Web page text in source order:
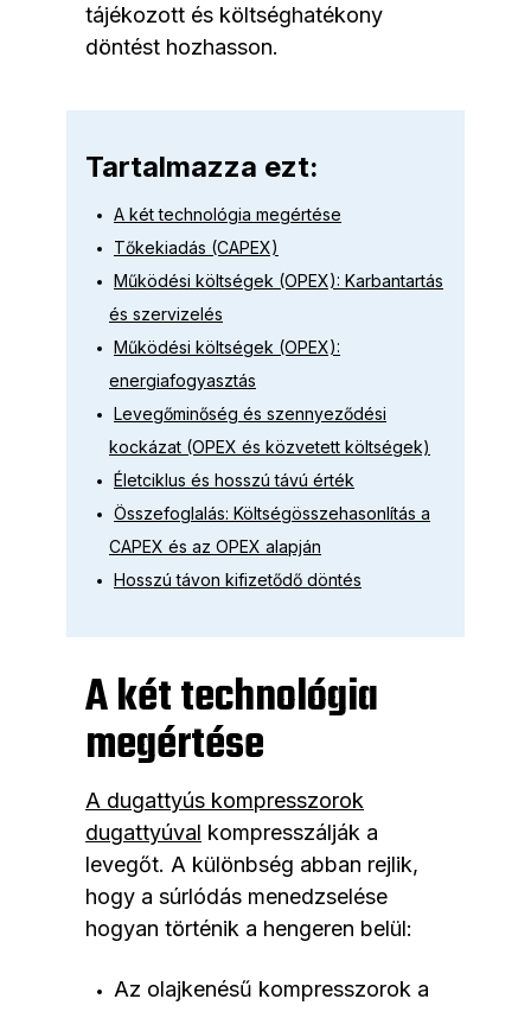
tájékozott és költséghatékony
döntést hozhasson.
Tartalmazza ezt:
A két technológia megértése
Tőkekiadás (CAPEX)
Működési költségek (OPEX): Karbantartás
és szervizelés
Működési költségek (OPEX):
energiafogyasztás
Levegőminőség és szennyeződési
kockázat (OPEX és közvetett költségek)
Életciklus és hosszú távú érték
Összefoglalás: Költségösszehasonlítás a
CAPEX és az OPEX alapján
Hosszú távon kifizetődő döntés
A két technológia
megértése
A dugattyús kompresszorok
dugattyúval kompresszálják a
levegőt. A különbség abban rejlik,
hogy a súrlódás menedzselése
hogyan történik a hengeren belül:
Az olajkenésű kompresszorok a